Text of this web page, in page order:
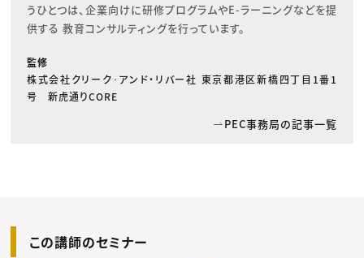
うひとつは、企業向けに研修プログラムやE-ラーニングなどを提
供する 教育コンサルティングを行っています。
監修
株式会社クリーク･アンド・リバー社 東京都港区新橋四丁目1番1
号 新虎通りCORE
PEC事務局の記事一覧
この講師のセミナー